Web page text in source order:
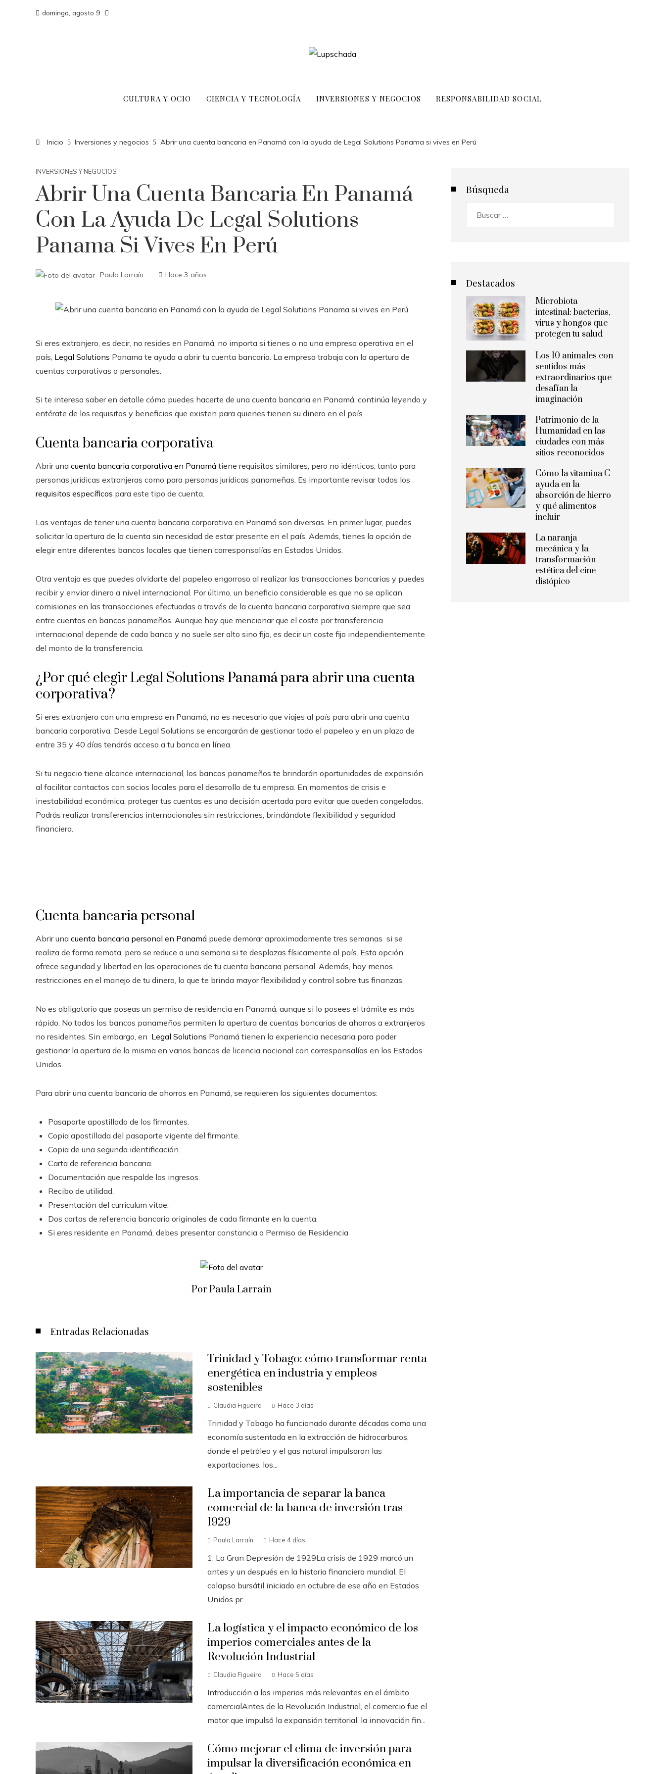
domingo, agosto 9
CULTURA Y OCIO CIENCIA Y TECNOLOGÍA INVERSIONES Y NEGOCIOS RESPONSABILIDAD SOCIAL
Inicio Inversiones y negocios Abrir una cuenta bancaria en Panamá con la ayuda de Legal Solutions Panama si vives en Perú
INVERSIONES Y NEGOCIOS
Abrir Una Cuenta Bancaria En Panamá
Con La Ayuda De Legal Solutions
Panama Si Vives En Perú
Paula Larraín Hace 3 años
Si eres extranjero, es decir, no resides en Panamá, no importa si tienes o no una empresa operativa en el
país, Legal Solutions Panama te ayuda a abrir tu cuenta bancaria. La empresa trabaja con la apertura de
cuentas corporativas o personales.
Si te interesa saber en detalle cómo puedes hacerte de una cuenta bancaria en Panamá, continúa leyendo y
entérate de los requisitos y beneficios que existen para quienes tienen su dinero en el país.
Cuenta bancaria corporativa
Abrir una cuenta bancaria corporativa en Panamá tiene requisitos similares, pero no idénticos, tanto para
personas jurídicas extranjeras como para personas jurídicas panameñas. Es importante revisar todos los
requisitos específicos para este tipo de cuenta.
Las ventajas de tener una cuenta bancaria corporativa en Panamá son diversas. En primer lugar, puedes
solicitar la apertura de la cuenta sin necesidad de estar presente en el país. Además, tienes la opción de
elegir entre diferentes bancos locales que tienen corresponsalías en Estados Unidos.
Otra ventaja es que puedes olvidarte del papeleo engorroso al realizar las transacciones bancarias y puedes
recibir y enviar dinero a nivel internacional. Por último, un beneficio considerable es que no se aplican
comisiones en las transacciones efectuadas a través de la cuenta bancaria corporativa siempre que sea
entre cuentas en bancos panameños. Aunque hay que mencionar que el coste por transferencia
internacional depende de cada banco y no suele ser alto sino fijo, es decir un coste fijo independientemente
del monto de la transferencia.
¿Por qué elegir Legal Solutions Panamá para abrir una cuenta
corporativa?
Si eres extranjero con una empresa en Panamá, no es necesario que viajes al país para abrir una cuenta
bancaria corporativa. Desde Legal Solutions se encargarán de gestionar todo el papeleo y en un plazo de
entre 35 y 40 días tendrás acceso a tu banca en línea.
Si tu negocio tiene alcance internacional, los bancos panameños te brindarán oportunidades de expansión
al facilitar contactos con socios locales para el desarrollo de tu empresa. En momentos de crisis e
inestabilidad económica, proteger tus cuentas es una decisión acertada para evitar que queden congeladas.
Podrás realizar transferencias internacionales sin restricciones, brindándote flexibilidad y seguridad
financiera.
Cuenta bancaria personal
Abrir una cuenta bancaria personal en Panamá puede demorar aproximadamente tres semanas si se
realiza de forma remota, pero se reduce a una semana si te desplazas físicamente al país. Esta opción
ofrece seguridad y libertad en las operaciones de tu cuenta bancaria personal. Además, hay menos
restricciones en el manejo de tu dinero, lo que te brinda mayor flexibilidad y control sobre tus finanzas.
No es obligatorio que poseas un permiso de residencia en Panamá, aunque si lo posees el trámite es más
rápido. No todos los bancos panameños permiten la apertura de cuentas bancarias de ahorros a extranjeros
no residentes. Sin embargo, en Legal Solutions Panamá tienen la experiencia necesaria para poder
gestionar la apertura de la misma en varios bancos de licencia nacional con corresponsalías en los Estados
Unidos.
Para abrir una cuenta bancaria de ahorros en Panamá, se requieren los siguientes documentos:
Pasaporte apostillado de los firmantes.
Copia apostillada del pasaporte vigente del firmante.
Copia de una segunda identificación.
Carta de referencia bancaria.
Documentación que respalde los ingresos.
Recibo de utilidad.
Presentación del curriculum vitae.
Dos cartas de referencia bancaria originales de cada firmante en la cuenta.
Si eres residente en Panamá, debes presentar constancia o Permiso de Residencia
Por Paula Larraín
Entradas Relacionadas
Trinidad y Tobago: cómo transformar renta
energética en industria y empleos
sostenibles
Claudia Figueira Hace 3 días
Trinidad y Tobago ha funcionado durante décadas como una
economía sustentada en la extracción de hidrocarburos,
donde el petróleo y el gas natural impulsaron las
exportaciones, los...
La importancia de separar la banca
comercial de la banca de inversión tras
1929
Paula Larraín Hace 4 días
1. La Gran Depresión de 1929La crisis de 1929 marcó un
antes y un después en la historia financiera mundial. El
colapso bursátil iniciado en octubre de ese año en Estados
Unidos pr...
La logística y el impacto económico de los
imperios comerciales antes de la
Revolución Industrial
Claudia Figueira Hace 5 días
Introducción a los imperios más relevantes en el ámbito
comercialAntes de la Revolución Industrial, el comercio fue el
motor que impulsó la expansión territorial, la innovación fin...
Cómo mejorar el clima de inversión para
impulsar la diversificación económica en
Búsqueda
Destacados
Microbiota
intestinal: bacterias,
virus y hongos que
protegen tu salud
Los 10 animales con
sentidos más
extraordinarios que
desafían la
imaginación
Patrimonio de la
Humanidad en las
ciudades con más
sitios reconocidos
Cómo la vitamina C
ayuda en la
absorción de hierro
y qué alimentos
incluir
La naranja
mecánica y la
transformación
estética del cine
distópico